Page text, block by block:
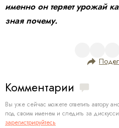
именно он теряет урожай
зная почему.
Комментарии
Вы уже сейчас можете ответить автору
под своим именем и следить за
зарегистрируйтесь